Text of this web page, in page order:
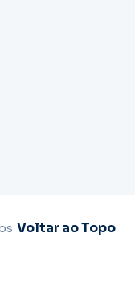
Voltar ao Topo